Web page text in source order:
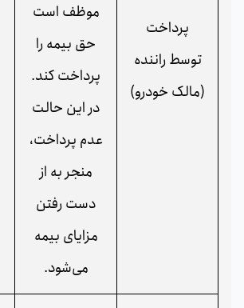
پرداخت
توسط راننده
(مالک خودرو)
موظف است
حق بیمه را
پرداخت کند.
در این حالت
عدم پرداخت،
منجر به از
دست رفتن
مزایای بیمه
می‌شود.